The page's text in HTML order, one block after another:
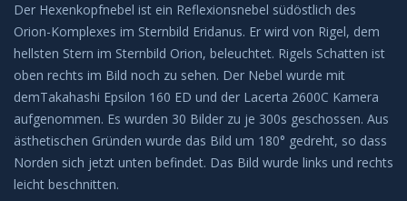
SOFTWARE
BETRIEB
BEOBACHTUNG
Der Hexenkopfnebel ist ein Reflexionsnebel südöstlich des
Orion-Komplexes im Sternbild Eridanus. Er wird von Rigel, dem
hellsten Stern im Sternbild Orion, beleuchtet. Rigels Schatten ist
oben rechts im Bild noch zu sehen. Der Nebel wurde mit
demTakahashi Epsilon 160 ED und der Lacerta 2600C Kamera
aufgenommen. Es wurden 30 Bilder zu je 300s geschossen. Aus
ästhetischen Gründen wurde das Bild um 180° gedreht, so dass
Norden sich jetzt unten befindet. Das Bild wurde links und rechts
leicht beschnitten.